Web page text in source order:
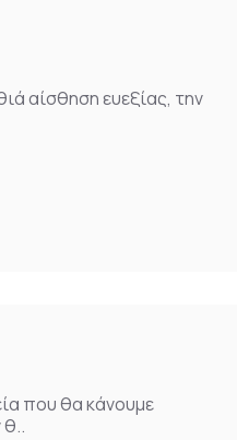
αίσθηση ευεξίας, την
που θα κάνουμε